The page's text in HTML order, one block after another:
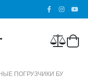
ПОГРУЗЧИКИ БУ